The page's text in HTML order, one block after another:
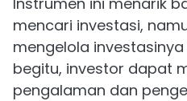
mencari investasi,
mengelola investasinya
begitu, investor dapat
pengalaman dan